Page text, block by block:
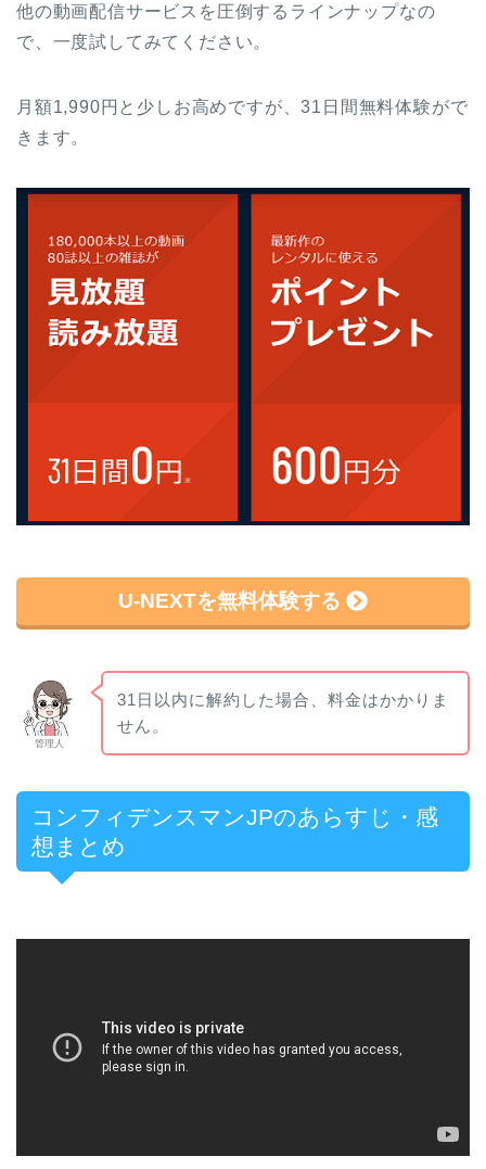
他の動画配信サービスを圧倒するラインナップなの
で、一度試してみてください。
月額1,990円と少しお高めですが、31日間無料体験がで
きます。
U-NEXTを無料体験する
管理人
31日以内に解約した場合、料金はかかりま
せん。
コンフィデンスマンJPのあらすじ・感
想まとめ